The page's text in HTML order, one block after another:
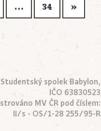
… 34 »
Studentský spolek Babylon,
IČO 63830523
MV ČR pod číslem:
II/s - OS/1-28 255/95-R